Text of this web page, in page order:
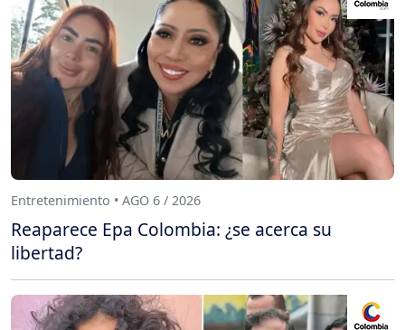
Entretenimiento • AGO 6 / 2026
Reaparece Epa Colombia: ¿se acerca su
libertad?